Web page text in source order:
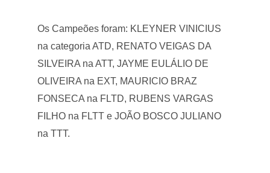
Os Campeões foram: KLEYNER VINICIUS
na categoria ATD, RENATO VEIGAS DA
SILVEIRA na ATT, JAYME EULÁLIO DE
OLIVEIRA na EXT, MAURICIO BRAZ
FONSECA na FLTD, RUBENS VARGAS
FILHO na FLTT e JOÃO BOSCO JULIANO
na TTT.